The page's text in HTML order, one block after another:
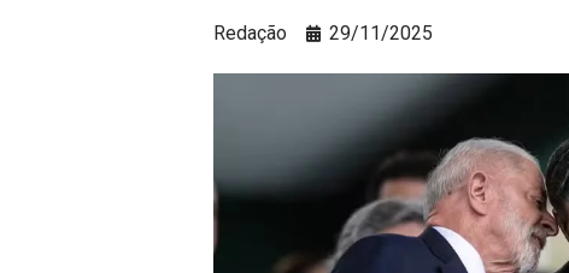
Redação 29/11/2025